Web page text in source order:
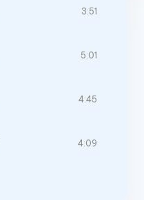
3:51
5:01
4:45
4:09